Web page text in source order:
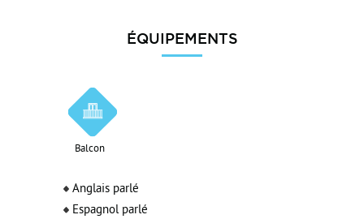
ÉQUIPEMENTS
Balcon
Anglais parlé
Espagnol parlé